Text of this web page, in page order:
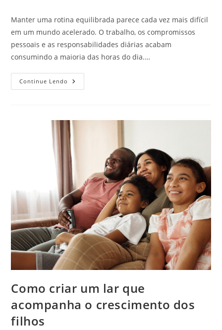
post:
Manter uma rotina equilibrada parece cada vez mais difícil
em um mundo acelerado. O trabalho, os compromissos
pessoais e as responsabilidades diárias acabam
consumindo a maioria das horas do dia.…
Continue Lendo Como
Criar
Com
Pouco
Tempo
Como criar um lar que
acompanha o crescimento dos
filhos